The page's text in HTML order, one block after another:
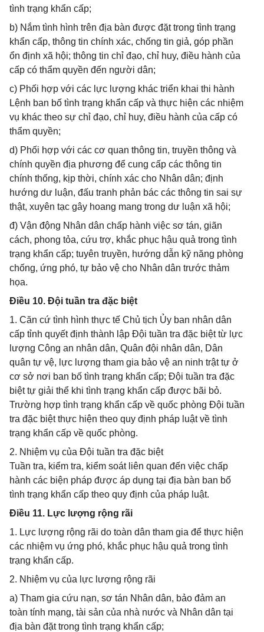
tình trạng khẩn cấp;
b) Nắm tình hình trên địa bàn được đặt trong tình trạng
khẩn cấp, thông tin chính xác, chống tin giả, góp phần
ổn định xã hội; thông tin chỉ đạo, chỉ huy, điều hành của
cấp có thẩm quyền đến người dân;
c) Phối hợp với các lực lượng khác triển khai thi hành
Lệnh ban bố tình trạng khẩn cấp và thực hiện các nhiệm
vụ khác theo sự chỉ đạo, chỉ huy, điều hành của cấp có
thẩm quyền;
d) Phối hợp với các cơ quan thông tin, truyền thông và
chính quyền địa phương để cung cấp các thông tin
chính thống, kịp thời, chính xác cho Nhân dân; định
hướng dư luận, đấu tranh phản bác các thông tin sai sự
thật, xuyên tạc gây hoang mang trong dư luận xã hội;
đ) Vận động Nhân dân chấp hành việc sơ tán, giãn
cách, phong tỏa, cứu trợ, khắc phục hậu quả trong tình
trạng khẩn cấp; tuyên truyền, hướng dẫn kỹ năng phòng
chống, ứng phó, tự bảo vệ cho Nhân dân trước thảm
họa.
Điều 10. Đội tuần tra đặc biệt
1. Căn cứ tình hình thực tế Chủ tịch Ủy ban nhân dân
cấp tỉnh quyết định thành lập Đội tuần tra đặc biệt từ lực
lượng Công an nhân dân, Quân đội nhân dân, Dân
quân tự vệ, lực lượng tham gia bảo vệ an ninh trật tự ở
cơ sở nơi ban bố tình trạng khẩn cấp; Đội tuần tra đặc
biệt tự giải thể khi tình trạng khẩn cấp được bãi bỏ.
Trường hợp tình trạng khẩn cấp về quốc phòng Đội tuần
tra đặc biệt thực hiện theo quy định pháp luật về tình
trạng khẩn cấp về quốc phòng.
2. Nhiệm vụ của Đội tuần tra đặc biệt
Tuần tra, kiểm tra, kiểm soát liên quan đến việc chấp
hành các biện pháp được áp dụng tại địa bàn ban bố
tình trạng khẩn cấp theo quy định của pháp luật.
Điều 11. Lực lượng rộng rãi
1. Lực lượng rộng rãi do toàn dân tham gia để thực hiện
các nhiệm vụ ứng phó, khắc phục hậu quả trong tình
trạng khẩn cấp.
2. Nhiệm vụ của lực lượng rộng rãi
a) Tham gia cứu nạn, sơ tán Nhân dân, bảo đảm an
toàn tính mạng, tài sản của nhà nước và Nhân dân tại
địa bàn đặt trong tình trạng khẩn cấp;